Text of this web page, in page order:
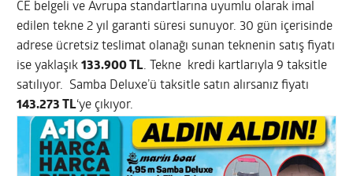
CE belgeli ve Avrupa standartlarına uyumlu olarak imal
edilen tekne 2 yıl garanti süresi sunuyor. 30 gün içerisinde
adrese ücretsiz teslimat olanağı sunan teknenin satış fiyatı
ise yaklaşık133.900 TL. Tekne kredi kartlarıyla 9 taksitle
satılıyor. Samba Deluxe’ü taksitle satın alırsanız fiyatı
143.273 TL‘ye çıkıyor.